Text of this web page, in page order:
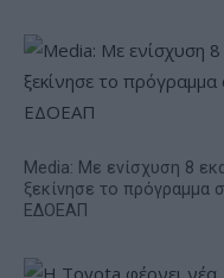
Media: Με ενίσχυση 8
ξεκίνησε το πρόγραμμα
ΕΔΟΕΑΠ